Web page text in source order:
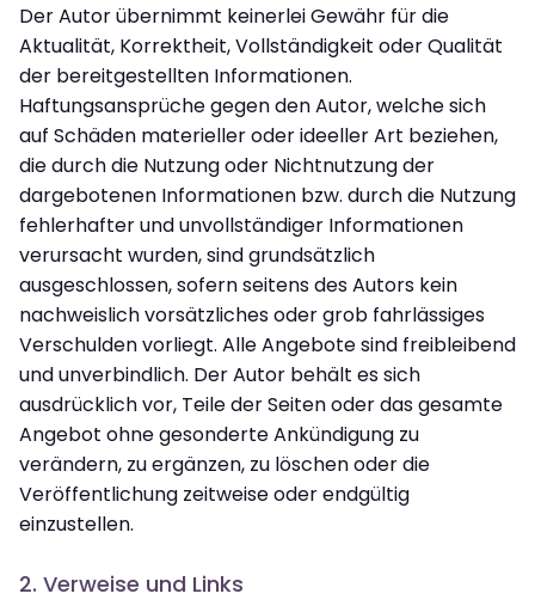
Der Autor übernimmt keinerlei Gewähr für die
Aktualität, Korrektheit, Vollständigkeit oder Qualität
der bereitgestellten Informationen.
Haftungsansprüche gegen den Autor, welche sich
auf Schäden materieller oder ideeller Art beziehen,
die durch die Nutzung oder Nichtnutzung der
dargebotenen Informationen bzw. durch die Nutzung
fehlerhafter und unvollständiger Informationen
verursacht wurden, sind grundsätzlich
ausgeschlossen, sofern seitens des Autors kein
nachweislich vorsätzliches oder grob fahrlässiges
Verschulden vorliegt. Alle Angebote sind freibleibend
und unverbindlich. Der Autor behält es sich
ausdrücklich vor, Teile der Seiten oder das gesamte
Angebot ohne gesonderte Ankündigung zu
verändern, zu ergänzen, zu löschen oder die
Veröffentlichung zeitweise oder endgültig
einzustellen.
2. Verweise und Links